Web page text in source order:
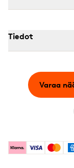
Tiedot
KlarnaVisa
Varaa